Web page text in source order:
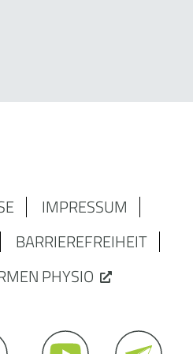
IMPRESSUM
BARRIEREFREIHEIT
PHYSIO